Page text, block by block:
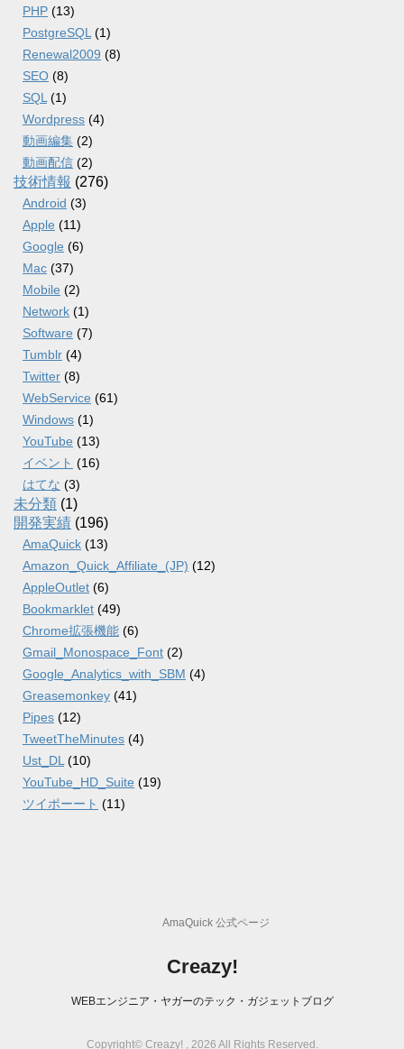
PHP (13)
PostgreSQL (1)
Renewal2009 (8)
SEO (8)
SQL (1)
Wordpress (4)
動画編集 (2)
動画配信 (2)
技術情報 (276)
Android (3)
Apple (11)
Google (6)
Mac (37)
Mobile (2)
Network (1)
Software (7)
Tumblr (4)
Twitter (8)
WebService (61)
Windows (1)
YouTube (13)
イベント (16)
はてな (3)
未分類 (1)
開発実績 (196)
AmaQuick (13)
Amazon_Quick_Affiliate_(JP) (12)
AppleOutlet (6)
Bookmarklet (49)
Chrome拡張機能 (6)
Gmail_Monospace_Font (2)
Google_Analytics_with_SBM (4)
Greasemonkey (41)
Pipes (12)
TweetTheMinutes (4)
Ust_DL (10)
YouTube_HD_Suite (19)
ツイポーート (11)
AmaQuick 公式ページ
Creazy!
WEBエンジニア・ヤガーのテック・ガジェットブログ
Copyright© Creazy! , 2026 All Rights Reserved.